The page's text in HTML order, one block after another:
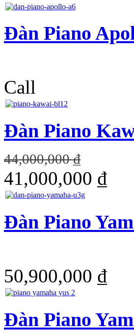
Đàn Piano
Call
Đàn Piano
44,000,000 ₫
41,000,000 ₫
Đàn Piano
50,900,000 ₫
Đàn Piano